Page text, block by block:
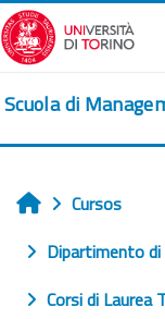
Salta al contenido
Scuola di
Inicio
Cursos
Dipartimento
Corsi di Laurea